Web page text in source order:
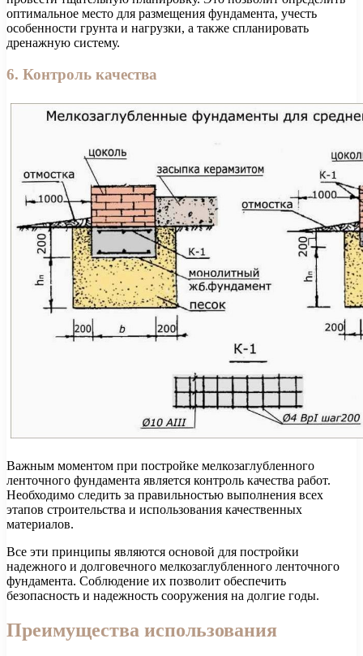
оптимальное место для размещения фундамента, учесть
особенности грунта и нагрузки, а также спланировать
дренажную систему.
6. Контроль качества
Важным моментом при постройке мелкозаглубленного
ленточного фундамента является контроль качества работ.
Необходимо следить за правильностью выполнения всех
этапов строительства и использования качественных
материалов.
Все эти принципы являются основой для постройки
надежного и долговечного мелкозаглубленного ленточного
фундамента. Соблюдение их позволит обеспечить
безопасность и надежность сооружения на долгие годы.
Преимущества использования